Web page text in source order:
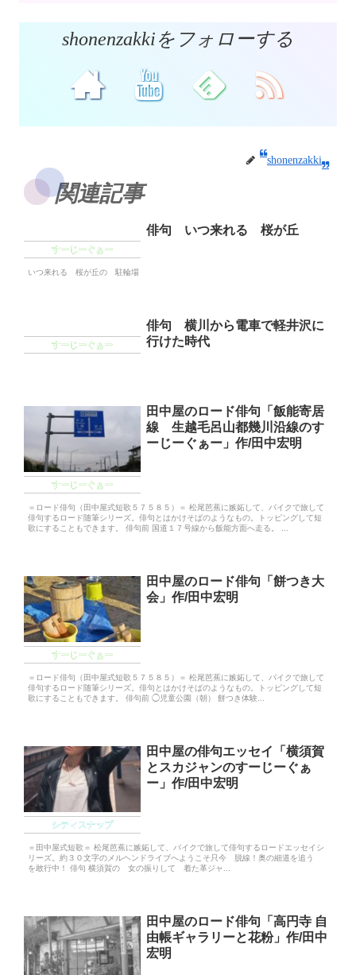
shonenzakkiをフォローする
shonenzakki
関連記事
すーじーぐぁー
俳句 いつ来れる 桜が丘
いつ来れる 桜が丘の 駐輪場
すーじーぐぁー
俳句 横川から電車で軽井沢に
行けた時代
すーじーぐぁー
田中屋のロード俳句「飯能寄居
線 生越毛呂山都幾川沿線のす
ーじーぐぁー」作/田中宏明
＝ロード俳句（田中屋式短歌５７５８５）＝ 松尾芭蕉に嫉妬して、バイクで旅して
俳句するロード随筆シリーズ。俳句とはかけそばのようなもの。トッピングして短
歌にすることもできます。 俳句前 国道１７号線から飯能方面へ走る。 ...
すーじーぐぁー
田中屋のロード俳句「餅つき大
会」作/田中宏明
＝ロード俳句（田中屋式短歌５７５８５）＝ 松尾芭蕉に嫉妬して、バイクで旅して
俳句するロード随筆シリーズ。俳句とはかけそばのようなもの。トッピングして短
歌にすることもできます。 俳句前 ◯児童公園（朝） 餅つき体験...
シティスナップ
田中屋の俳句エッセイ「横須賀
とスカジャンのすーじーぐぁ
ー」作/田中宏明
＝田中屋式短歌＝ 松尾芭蕉に嫉妬して、バイクで旅して俳句するロードエッセイシ
リーズ。約３０文字のメルヘンドライブへようこそ只今 脱線！奥の細道を追う
を敢行中！ 俳句 横須賀の 女の振りして 着た革ジャ...
田中屋のロード俳句「高円寺 自
由帳ギャラリーと花粉」作/田中
宏明